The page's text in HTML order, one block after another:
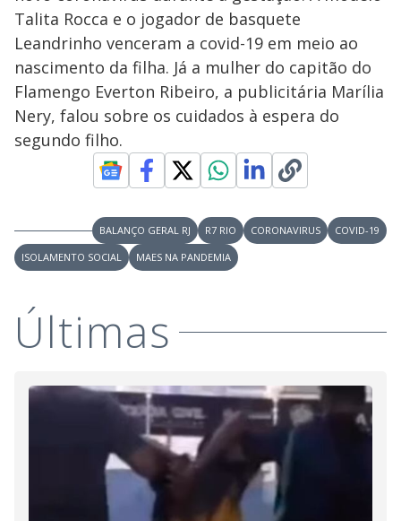
a
y
V
i
d
e
o
s o
s
M
u
d
o
Talita Rocca e o jogador de basquete
Leandrinho venceram a covid-19 em meio ao
nascimento da filha. Já a mulher do capitão do
Flamengo Everton Ribeiro, a publicitária Marília
Nery, falou sobre os cuidados à espera do
segundo filho.
BALANÇO GERAL RJ R7 RIO CORONAVIRUS
COVID-19
ISOLAMENTO SOCIAL
MAES NA PANDEMIA
Últimas